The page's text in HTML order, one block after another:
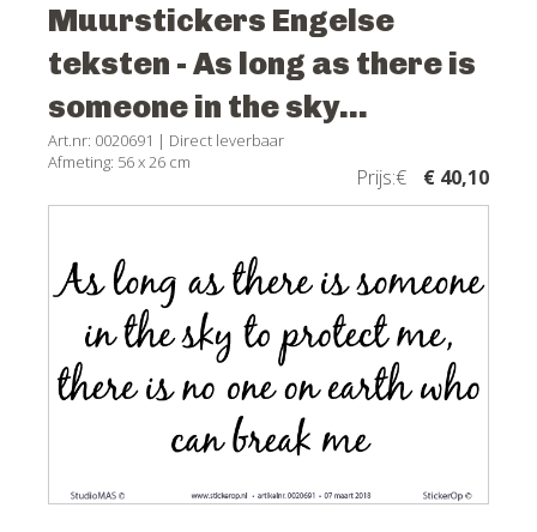
Muurstickers Engelse
teksten - As long as there is
someone in the sky...
Art.nr: 0020691 | Direct leverbaar
Afmeting: 56 x 26 cm
Prijs:€ € 40,10